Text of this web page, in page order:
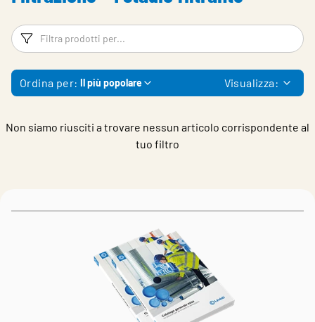
Downloads
Strumenti
Contatti
Filtri
Ordina per: Il più popolare Visualizza:
Non siamo riusciti a trovare nessun articolo corrispondente al
tuo filtro